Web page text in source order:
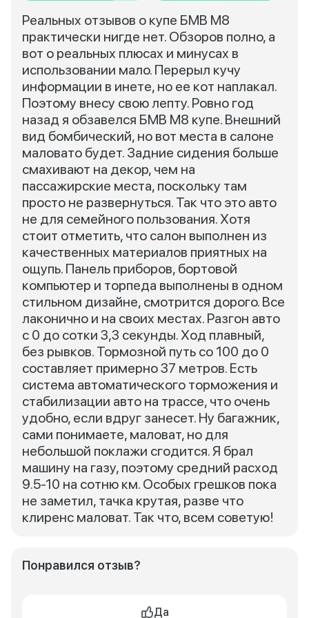
Реальных отзывов о купе БМВ М8
практически нигде нет. Обзоров полно, а
вот о реальных плюсах и минусах в
использовании мало. Перерыл кучу
информации в инете, но ее кот наплакал.
Поэтому внесу свою лепту. Ровно год
назад я обзавелся БМВ М8 купе. Внешний
вид бомбический, но вот места в салоне
маловато будет. Задние сидения больше
смахивают на декор, чем на
пассажирские места, поскольку там
просто не развернуться. Так что это авто
не для семейного пользования. Хотя
стоит отметить, что салон выполнен из
качественных материалов приятных на
ощупь. Панель приборов, бортовой
компьютер и торпеда выполнены в одном
стильном дизайне, смотрится дорого. Все
лаконично и на своих местах. Разгон авто
с 0 до сотки 3,3 секунды. Ход плавный,
без рывков. Тормозной путь со 100 до 0
составляет примерно 37 метров. Есть
система автоматического торможения и
стабилизации авто на трассе, что очень
удобно, если вдруг занесет. Ну багажник,
сами понимаете, маловат, но для
небольшой поклажи сгодится. Я брал
машину на газу, поэтому средний расход
9.5-10 на сотню км. Особых грешков пока
не заметил, тачка крутая, разве что
клиренс маловат. Так что, всем советую!
Понравился отзыв?
Да